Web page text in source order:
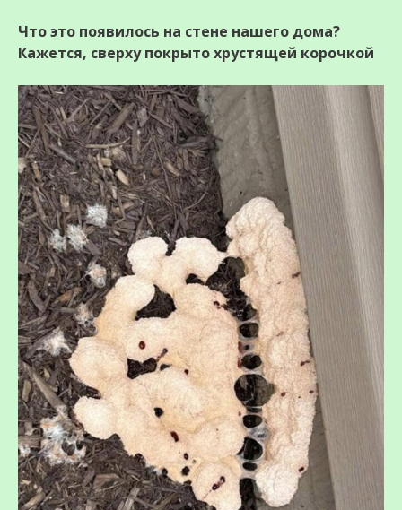
Что это появилось на стене нашего дома?
Кажется, сверху покрыто хрустящей корочкой